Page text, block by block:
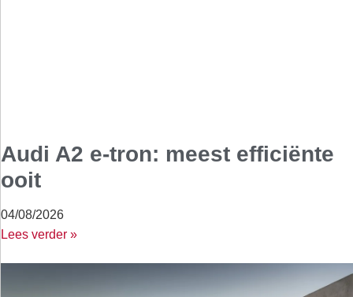
Audi A2 e-tron: meest efficiënte
ooit
04/08/2026
Lees verder »